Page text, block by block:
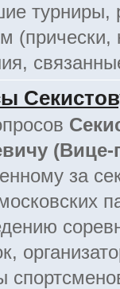
турниры,
за